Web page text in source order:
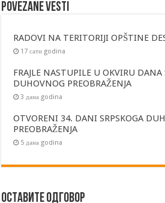
Povezane vesti
RADOVI NA TERITORIJI OPŠTINE
17 сати godina
FRAJLE NASTUPILE U OKVIRU DANA
DUHOVNOG PREOBRAŽENJA
3 дана godina
OTVORENI 34. DANI SRPSKOGA
PREOBRAŽENJA
5 дана godina
Оставите одговор